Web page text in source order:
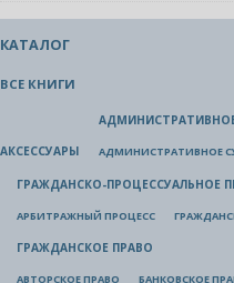
КАТАЛОГ
ВСЕ КНИГИ
АКСЕССУАРЫ АДМИНИСТРАТИВНОЕ
ГРАЖДАНСКО-ПРОЦЕССУАЛЬНОЕ
АРБИТРАЖНЫЙ ПРОЦЕСС
ГРАЖДАНСКОЕ ПРАВО
АВТОРСКОЕ ПРАВО БАНКОВСКОЕ